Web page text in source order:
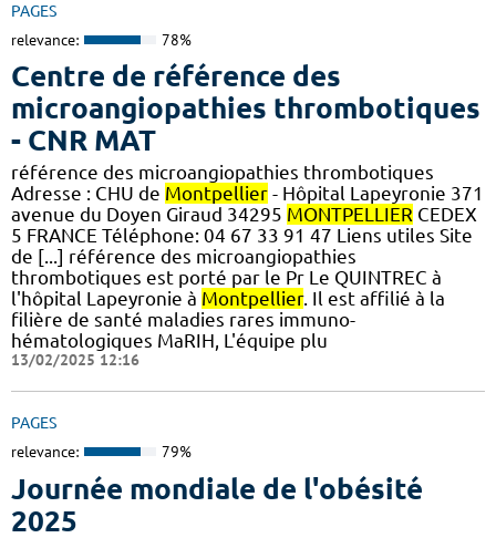
PAGES
relevance: 78%
Centre de référence des
microangiopathies thrombotiques
- CNR MAT
référence des microangiopathies thrombotiques
Adresse : CHU de Montpellier - Hôpital Lapeyronie 371
avenue du Doyen Giraud 34295 MONTPELLIER CEDEX
5 FRANCE Téléphone: 04 67 33 91 47 Liens utiles Site
de [...] référence des microangiopathies
thrombotiques est porté par le Pr Le QUINTREC à
l'hôpital Lapeyronie à Montpellier. Il est affilié à la
filière de santé maladies rares immuno-
hématologiques MaRIH, L'équipe plu
13/02/2025 12:16
PAGES
relevance: 79%
Journée mondiale de l'obésité
2025